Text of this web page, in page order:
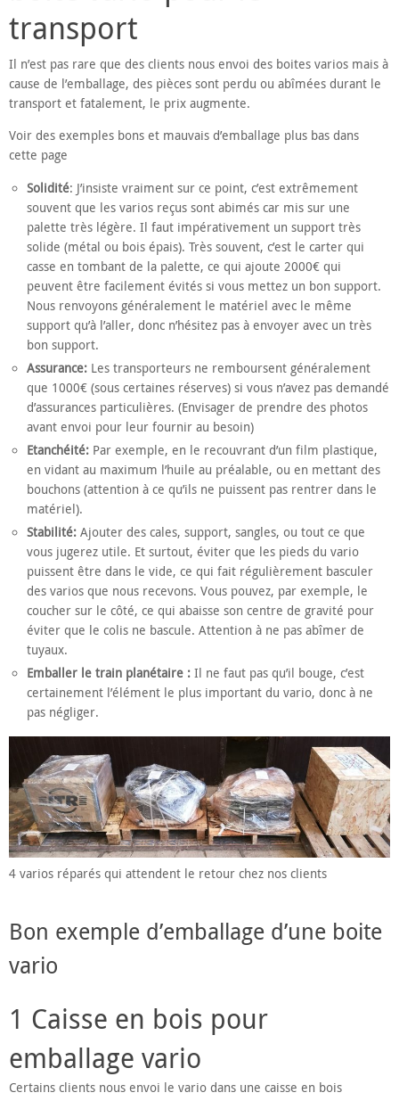
transport
Il n’est pas rare que des clients nous envoi des boites varios mais à
cause de l’emballage, des pièces sont perdu ou abîmées durant le
transport et fatalement, le prix augmente.
Voir des exemples bons et mauvais d’emballage plus bas dans
cette page
Solidité: J’insiste vraiment sur ce point, c’est extrêmement
souvent que les varios reçus sont abimés car mis sur une
palette très légère. Il faut impérativement un support très
solide (métal ou bois épais). Très souvent, c’est le carter qui
casse en tombant de la palette, ce qui ajoute 2000€ qui
peuvent être facilement évités si vous mettez un bon support.
Nous renvoyons généralement le matériel avec le même
support qu’à l’aller, donc n’hésitez pas à envoyer avec un très
bon support.
Assurance: Les transporteurs ne remboursent généralement
que 1000€ (sous certaines réserves) si vous n’avez pas demandé
d’assurances particulières. (Envisager de prendre des photos
avant envoi pour leur fournir au besoin)
Etanchéité: Par exemple, en le recouvrant d’un film plastique,
en vidant au maximum l’huile au préalable, ou en mettant des
bouchons (attention à ce qu’ils ne puissent pas rentrer dans le
matériel).
Stabilité:Ajouter des cales, support, sangles, ou tout ce que
vous jugerez utile. Et surtout, éviter que les pieds du vario
puissent être dans le vide, ce qui fait régulièrement basculer
des varios que nous recevons. Vous pouvez, par exemple, le
coucher sur le côté, ce qui abaisse son centre de gravité pour
éviter que le colis ne bascule. Attention à ne pas abîmer de
tuyaux.
Emballer le train planétaire : Il ne faut pas qu’il bouge, c’est
certainement l’élément le plus important du vario, donc à ne
pas négliger.
4 varios réparés qui attendent le retour chez nos clients
Bon exemple d’emballage d’une boite
vario
1 Caisse en bois pour
emballage vario
Certains clients nous envoi le vario dans une caisse en bois